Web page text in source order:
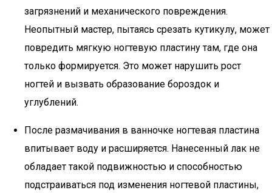
загрязнений и механического повреждения.
Неопытный мастер, пытаясь срезать кутикулу, может
повредить мягкую ногтевую пластину там, где она
только формируется. Это может нарушить рост
ногтей и вызвать образование бороздок и
углублений.
После размачивания в ванночке ногтевая пластина
впитывает воду и расширяется. Нанесенный лак не
обладает такой подвижностью и способностью
подстраиваться под изменения ногтевой пластины,